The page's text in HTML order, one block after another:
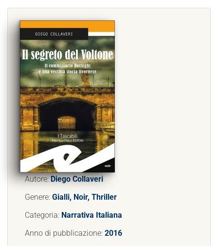
Autore:Diego Collaveri
Genere: Gialli, Noir, Thriller
Categoria: Narrativa Italiana
Anno di pubblicazione: 2016